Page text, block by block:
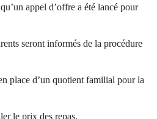
appel d’offre a été lancé pour
seront informés de la procédure
place d’un quotient familial pour la
le prix des repas.